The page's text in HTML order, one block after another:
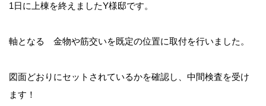
1日に上棟を終えましたY様邸です。
軸となる 金物や筋交いを既定の位置に取付を行いました。
図面どおりにセットされているかを確認し、中間検査を受け
ます！